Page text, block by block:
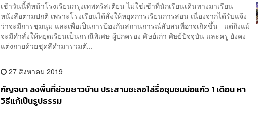
เช้าวันนี้ที่หน้าโรงเรียนกรุงเทพคริสเตียน ไม่ใช่เช้าที่นักเรียนเดินทางมาเรียน
หนังสือตามปกติ เพราะโรงเรียนได้สั่งให้หยุดการเรียนการสอน เนื่องจากได้รับแจ้ง
ว่าจะมีการชุมนุม และเพื่อเป็นการป้องกันสถานการณ์สับสนที่อาจเกิดขึ้น แต่ถึงแม้
จะมีคำสั่งให้หยุดเรียนเป็นกรณีพิเศษ ผู้ปกครอง ศิษย์เก่า ศิษย์ปัจจุบัน และครู ยังคง
แต่งกายด้วยชุดสีดำมารวมตั...
27 สิงหาคม 2019
กัญจนา ลงพื้นที่ช่วยชาวบ้าน ประสานชะลอไล่รื้อชุมชนบ่อแก้ว 1 เดือน หา
วิธีแก้เป็นรูปธรรม